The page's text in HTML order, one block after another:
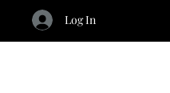
Log In